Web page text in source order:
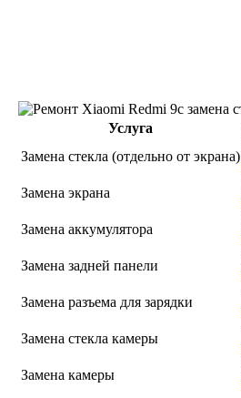
Услуга
Замена стекла (отдельно от экрана)
Замена экрана
Замена аккумулятора
Замена задней панели
Замена разъема для зарядки
Замена стекла камеры
Замена камеры